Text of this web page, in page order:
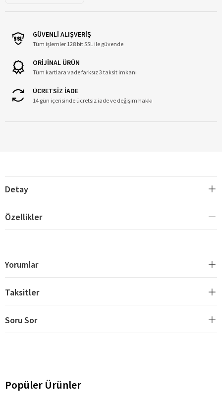
GÜVENLİ ALIŞVERİŞ
Tüm işlemler 128 bit SSL ile güvende
ORİJİNAL ÜRÜN
Tüm kartlara vade farksız 3 taksit imkanı
ÜCRETSİZ İADE
14 gün içerisinde ücretsiz iade ve değişim hakkı
Detay
Özellikler
Yorumlar
Taksitler
Soru Sor
Popüler Ürünler